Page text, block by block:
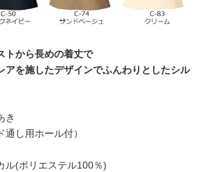
トから長めの着丈で
アを施したデザインでふんわりとしたシル
き
通し用ホール付）
ル(ポリエステル100％)